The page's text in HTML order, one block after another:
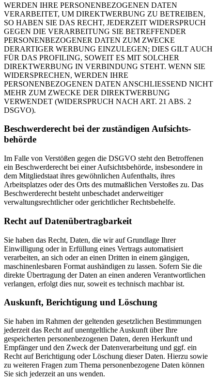
WERDEN IHRE PERSONENBEZOGENEN DATEN
VERARBEITET, UM DIREKTWERBUNG ZU BETREIBEN,
SO HABEN SIE DAS RECHT, JEDERZEIT WIDERSPRUCH
GEGEN DIE VERARBEITUNG SIE BETREFFENDER
PERSONENBEZOGENER DATEN ZUM ZWECKE
DERARTIGER WERBUNG EINZULEGEN; DIES GILT AUCH
FÜR DAS PROFILING, SOWEIT ES MIT SOLCHER
DIREKTWERBUNG IN VERBINDUNG STEHT. WENN SIE
WIDERSPRECHEN, WERDEN IHRE
PERSONENBEZOGENEN DATEN ANSCHLIESSEND NICHT
MEHR ZUM ZWECKE DER DIREKTWERBUNG
VERWENDET (WIDERSPRUCH NACH ART. 21 ABS. 2
DSGVO).
Beschwerde­recht bei der zuständigen Aufsichts­
behörde
Im Falle von Verstößen gegen die DSGVO steht den Betroffenen
ein Beschwerderecht bei einer Aufsichtsbehörde, insbesondere in
dem Mitgliedstaat ihres gewöhnlichen Aufenthalts, ihres
Arbeitsplatzes oder des Orts des mutmaßlichen Verstoßes zu. Das
Beschwerderecht besteht unbeschadet anderweitiger
verwaltungsrechtlicher oder gerichtlicher Rechtsbehelfe.
Recht auf Daten­übertrag­barkeit
Sie haben das Recht, Daten, die wir auf Grundlage Ihrer
Einwilligung oder in Erfüllung eines Vertrags automatisiert
verarbeiten, an sich oder an einen Dritten in einem gängigen,
maschinenlesbaren Format aushändigen zu lassen. Sofern Sie die
direkte Übertragung der Daten an einen anderen Verantwortlichen
verlangen, erfolgt dies nur, soweit es technisch machbar ist.
Auskunft, Berichtigung und Löschung
Sie haben im Rahmen der geltenden gesetzlichen Bestimmungen
jederzeit das Recht auf unentgeltliche Auskunft über Ihre
gespeicherten personenbezogenen Daten, deren Herkunft und
Empfänger und den Zweck der Datenverarbeitung und ggf. ein
Recht auf Berichtigung oder Löschung dieser Daten. Hierzu sowie
zu weiteren Fragen zum Thema personenbezogene Daten können
Sie sich jederzeit an uns wenden.